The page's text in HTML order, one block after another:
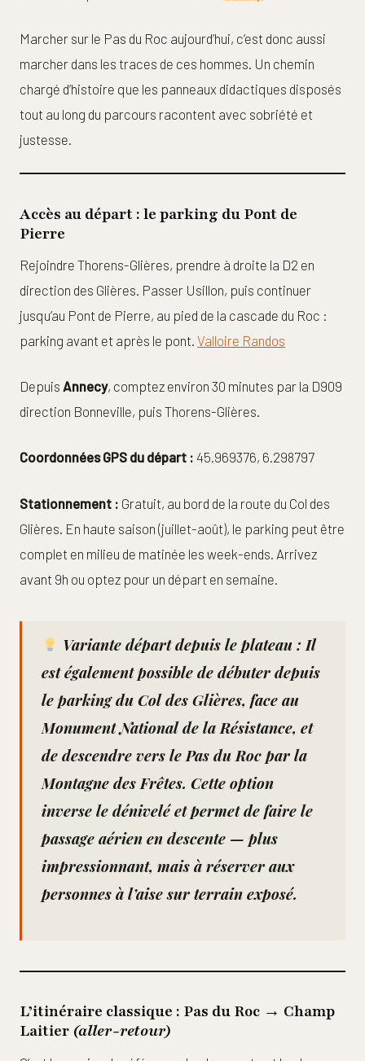
Marcher sur le Pas du Roc aujourd’hui, c’est donc aussi
marcher dans les traces de ces hommes. Un chemin
chargé d’histoire que les panneaux didactiques disposés
tout au long du parcours racontent avec sobriété et
justesse.
Accès au départ : le parking du Pont de
Pierre
Rejoindre Thorens-Glières, prendre à droite la D2 en
direction des Glières. Passer Usillon, puis continuer
jusqu’au Pont de Pierre, au pied de la cascade du Roc :
parking avant et après le pont. Valloire Randos
Depuis Annecy, comptez environ 30 minutes par la D909
direction Bonneville, puis Thorens-Glières.
Coordonnées GPS du départ : 45.969376, 6.298797
Stationnement : Gratuit, au bord de la route du Col des
Glières. En haute saison (juillet-août), le parking peut être
complet en milieu de matinée les week-ends. Arrivez
avant 9h ou optez pour un départ en semaine.
Variante départ depuis le plateau : Il
est également possible de débuter depuis
le parking du Col des Glières, face au
Monument National de la Résistance, et
de descendre vers le Pas du Roc par la
Montagne des Frêtes. Cette option
inverse le dénivelé et permet de faire le
passage aérien en descente — plus
impressionnant, mais à réserver aux
personnes à l’aise sur terrain exposé.
L’itinéraire classique : Pas du Roc → Champ
Laitier (aller-retour)